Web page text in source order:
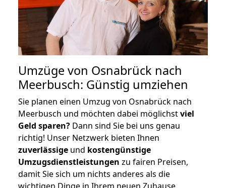
Umzüge von Osnabrück nach
Meerbusch: Günstig umziehen
Sie planen einen Umzug von Osnabrück nach
Meerbusch und möchten dabei möglichstviel
Geld sparen? Dann sind Sie bei uns genau
richtig! Unser Netzwerk bieten Ihnen
zuverlässige und kostengünstige
Umzugsdienstleistungen zu fairen Preisen,
damit Sie sich um nichts anderes als die